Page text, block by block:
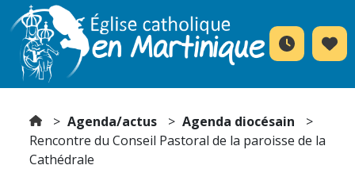
Agenda/actus
Agenda diocésain
Rencontre du Conseil Pastoral de la paroisse de la
Cathédrale